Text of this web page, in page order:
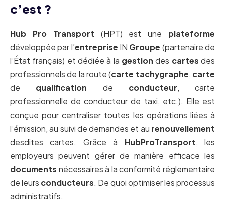
c’est ?
Hub Pro Transport (HPT) est une plateforme
développée par l’entreprise IN Groupe (partenaire de
l’État français) et dédiée à la gestion des cartes des
professionnels de la route (carte tachygraphe, carte
de qualification de conducteur, carte
professionnelle de conducteur de taxi, etc.). Elle est
conçue pour centraliser toutes les opérations liées à
l’émission, au suivi de demandes et au renouvellement
desdites cartes. Grâce à HubProTransport, les
employeurs peuvent gérer de manière efficace les
documents nécessaires à la conformité réglementaire
de leurs conducteurs. De quoi optimiser les processus
administratifs.